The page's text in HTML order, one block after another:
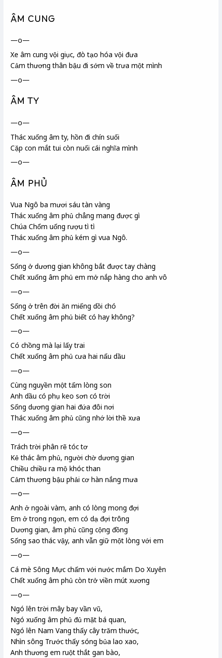
ÂM CUNG
—o—
Xe âm cung vội giục, đò tạo hóa vội đưa
Cảm thương thân bậu đi sớm về trưa một mình
—o—
ÂM TY
—o—
Thác xuống âm ty, hồn đi chín suối
Cặp con mắt tui còn nuối cái nghĩa mình
—o—
ÂM PHỦ
Vua Ngô ba mươi sáu tàn vàng
Thác xuống âm phủ chẳng mang được gì
Chúa Chổm uống rượu tì tì
Thác xuống âm phủ kém gì vua Ngô.
—o—
Sống ở dương gian không bắt được tay chàng
Chết xuống âm phủ em mở nắp hàng cho anh vô
—o—
Sống ở trên đời ăn miếng dồi chó
Chết xuống âm phủ biết có hay không?
—o—
Có chồng mà lại lấy trai
Chết xuống âm phủ cưa hai nấu dầu
—o—
Cùng nguyền một tấm lòng son
Anh dầu có phụ keo sơn có trời
Sống dương gian hai đứa đôi nơi
Thác xuống âm phủ cũng nhớ lời thề xưa
—o—
Trách trời phân rẽ tóc tơ
Kẻ thác âm phủ, người chờ dương gian
Chiều chiều ra mộ khóc than
Cảm thương bậu phải cơ hàn nắng mưa
—o—
Anh ở ngoài vàm, anh có lòng mong đợi
Em ở trong ngọn, em có dạ đợi trông
Dương gian, âm phủ cũng cộng đồng
Sống sao thác vậy, anh vẫn giữ một lòng với em
—o—
Cá mè Sông Mực chấm với nước mắm Do Xuyên
Chết xuống âm phủ còn trở viền mút xương
—o—
Ngó lên trời mây bay vần vũ,
Ngó xuống âm phủ đủ mặt bá quan,
Ngó lên Nam Vang thấy cây trăm thước,
Nhìn sông Trướcthấy sóng bủa lao xao,
Anh thương em ruột thắt gan bào,